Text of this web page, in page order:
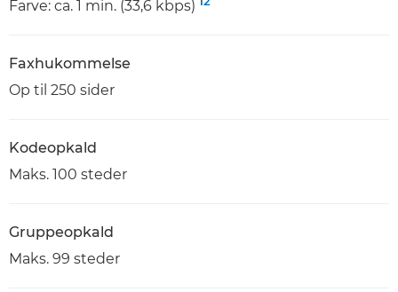
Farve: ca. 1 min. (33,6 kbps)
Faxhukommelse
Op til 250 sider
Kodeopkald
Maks. 100 steder
Gruppeopkald
Maks. 99 steder